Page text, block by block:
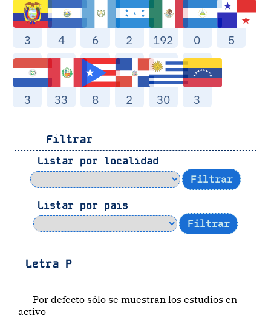
3 4 6 2 192 0 5
3 33 8 2 30 3
Filtrar
Listar por localidad
Listar por pais
Letra P
Por defecto sólo se muestran los estudios en
activo